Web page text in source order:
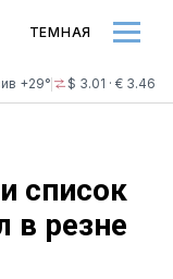
+29° $ 3.01 · € 3.46
ТЕМНАЯ
список
в резне